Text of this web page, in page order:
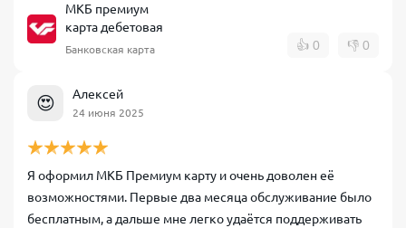
МКБ премиум
карта дебетовая
Банковская карта 👍 0 👎 0
😍 Алексей
24 июня 2025
Я оформил МКБ Премиум карту и очень доволен её
возможностями. Первые два месяца обслуживание было
бесплатным, а дальше мне легко удаётся поддерживать